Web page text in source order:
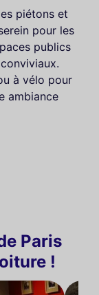
piétons et
pour les
publics
à vélo pour
ambiance
Paris
!